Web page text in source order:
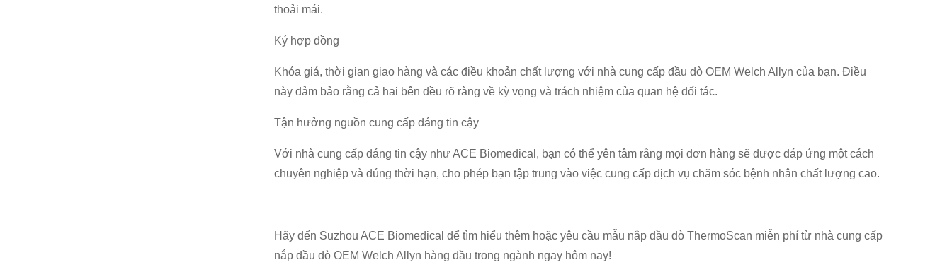
thoải mái.
Ký hợp đồng
Khóa giá, thời gian giao hàng và các điều khoản chất lượng với nhà cung cấp đầu dò OEM Welch Allyn của bạn. Điều
này đảm bảo rằng cả hai bên đều rõ ràng về kỳ vọng và trách nhiệm của quan hệ đối tác.
Tận hưởng nguồn cung cấp đáng tin cậy
Với nhà cung cấp đáng tin cậy như ACE Biomedical, bạn có thể yên tâm rằng mọi đơn hàng sẽ được đáp ứng một cách
chuyên nghiệp và đúng thời hạn, cho phép bạn tập trung vào việc cung cấp dịch vụ chăm sóc bệnh nhân chất lượng cao.
Hãy đến Suzhou ACE Biomedical để tìm hiểu thêm hoặc yêu cầu mẫu nắp đầu dò ThermoScan miễn phí từ nhà cung cấp
nắp đầu dò OEM Welch Allyn hàng đầu trong ngành ngay hôm nay!